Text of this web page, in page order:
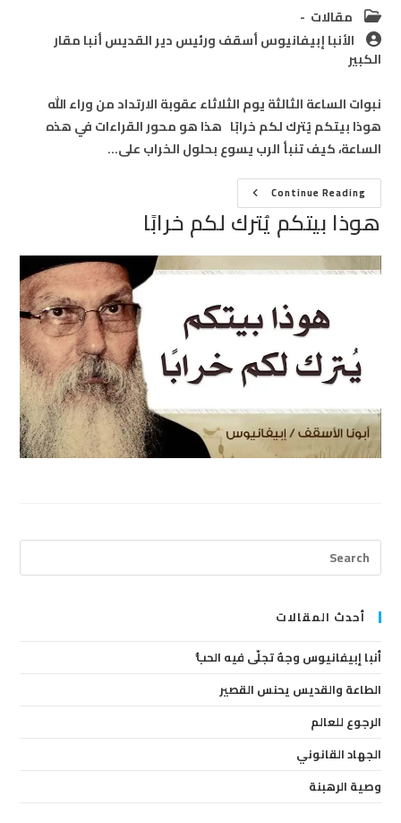
Post
category:
مقالات
Post
author:
الأنبا إبيفانيوس أسقف ورئيس دير القديس أنبا مقار
الكبير
نبوات الساعة الثالثة يوم الثلاثاء عقوبة الارتداد من وراء الله
هوذا بيتكم يُترك لكم خرابًا هذا هو محور القراءات في هذه
الساعة، كيف تنبأ الرب يسوع بحلول الخراب على…
Continue Readingهوذا
بيتكم
يُترك
لكم
هوذا بيتكم يُترك لكم خرابًا
أحدث المقالات
أنبا إبيفانيوس وجهٌ تجلّى فيه الحبُّ
الطاعة والقديس يحنس القصير
الرجوع للعالم
الجهاد القانوني
وصية الرهبنة